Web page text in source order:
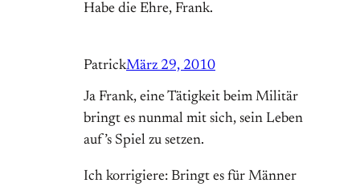
Habe die Ehre, Frank.
PatrickMärz 29, 2010
Ja Frank, eine Tätigkeit beim Militär
bringt es nunmal mit sich, sein Leben
auf’s Spiel zu setzen.
Ich korrigiere: Bringt es für Männer